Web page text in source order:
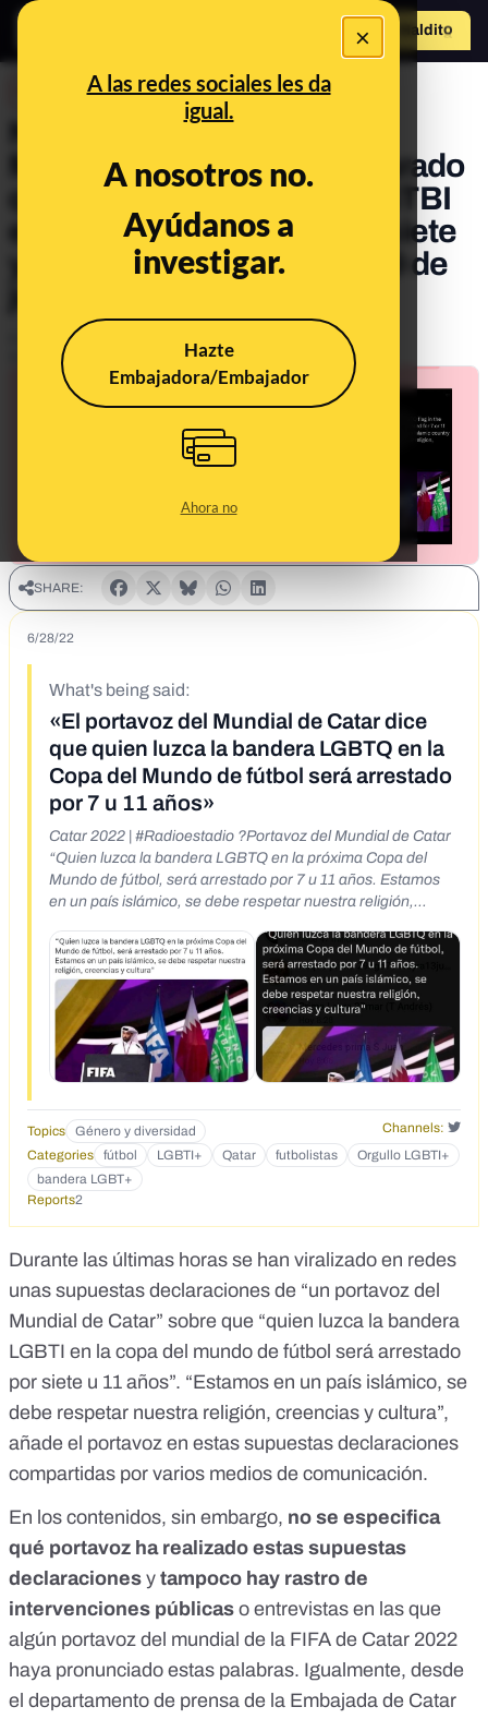
×
A las redes sociales les da
igual.
A nosotros no.
Ayúdanos a
investigar.
Hazte
Embajadora/Embajador
Ahora no
Hazte Maldito
No, ningún "portavoz del
Mundial de Catar" ha declarado
que enseñar la bandera LGTBI
estará penado con "entre siete
y once años de cárcel" a 29 de
Publicado el
Actualizado el
Jul 4, 2022, 8:57:00 AM
SHARE:
6/28/22
What's being said:
«El portavoz del Mundial de Catar dice
que quien luzca la bandera LGBTQ en la
Copa del Mundo de fútbol será arrestado
por 7 u 11 años»
Catar 2022 | #Radioestadio ?Portavoz del Mundial de Catar
“Quien luzca la bandera LGBTQ en la próxima Copa del
Mundo de fútbol, será arrestado por 7 u 11 años. Estamos
en un país islámico, se debe respetar nuestra religión,
https://twitter.com/Radioestadio/status/1541425825886752
768
Topics Género y diversidad
Channels:
Categories
fútbol LGBTI+ Qatar futbolistas
Orgullo LGBTI+
bandera LGBT+
Reports2
Durante las últimas horas se han viralizado en redes
unas supuestas declaraciones de “un portavoz del
Mundial de Catar” sobre que “quien luzca la bandera
LGBTI en la copa del mundo de fútbol será arrestado
por siete u 11 años”. “Estamos en un país islámico, se
debe respetar nuestra religión, creencias y cultura”,
añade el portavoz en estas supuestas declaraciones
compartidas por varios medios de comunicación.
En los contenidos, sin embargo, no se especifica
qué portavoz ha realizado estas supuestas
declaraciones y tampoco hay rastro de
intervenciones públicas o entrevistas en las que
algún portavoz del mundial de la FIFA de Catar 2022
haya pronunciado estas palabras. Igualmente, desde
el departamento de prensa de la Embajada de Catar